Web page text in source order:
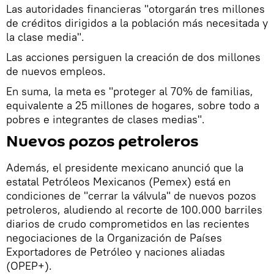
Las autoridades financieras "otorgarán tres millones
de créditos dirigidos a la población más necesitada y
la clase media".
Las acciones persiguen la creación de dos millones
de nuevos empleos.
En suma, la meta es "proteger al 70% de familias,
equivalente a 25 millones de hogares, sobre todo a
pobres e integrantes de clases medias".
Nuevos pozos petroleros
Además, el presidente mexicano anunció que la
estatal Petróleos Mexicanos (Pemex) está en
condiciones de "cerrar la válvula" de nuevos pozos
petroleros, aludiendo al recorte de 100.000 barriles
diarios de crudo comprometidos en las recientes
negociaciones de la Organización de Países
Exportadores de Petróleo y naciones aliadas
(OPEP+).